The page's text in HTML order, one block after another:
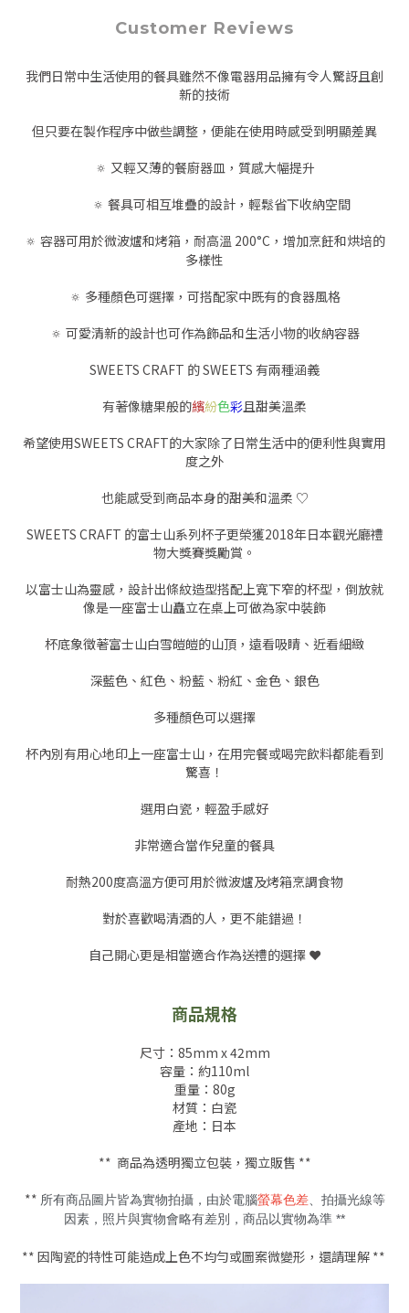
Customer Reviews
我們日常中生活使用的餐具雖然不像電器用品擁有令人驚訝且創
新的技術
但只要在製作程序中做些調整，便能在使用時感受到明顯差異
🔅 又輕又薄的餐廚器皿，質感大幅提升
🔅 餐具可相互堆疊的設計，輕鬆省下收納空間
🔅 容器可用於微波爐和烤箱，耐高溫 200°C，增加烹飪和烘培的
多樣性
🔅 多種顏色可選擇，可搭配家中既有的食器風格
🔅 可愛清新的設計也可作為飾品和生活小物的收納容器
SWEETS CRAFT 的 SWEETS 有兩種涵義
有著像糖果般的繽紛色彩且甜美溫柔
希望使用SWEETS CRAFT的大家除了日常生活中的便利性與實用
度之外
也能感受到商品本身的甜美和溫柔 ♡
SWEETS CRAFT 的富士山系列杯子更榮獲2018年日本觀光廳禮
物大獎賽獎勵賞。
以富士山為靈感，設計出條紋造型搭配上寬下窄的杯型，倒放就
像是一座富士山矗立在桌上可做為家中裝飾
杯底象徵著富士山白雪皚皚的山頂，遠看吸睛、近看細緻
深藍色、紅色、粉藍、粉紅、金色、銀色
多種顏色可以選擇
杯內別有用心地印上一座富士山，在用完餐或喝完飲料都能看到
驚喜！
選用白瓷，輕盈手感好
非常適合當作兒童的餐具
耐熱200度高溫方便可用於微波爐及烤箱烹調食物
對於喜歡喝清酒的人，更不能錯過！
自己開心更是相當適合作為送禮的選擇 ❤️
商品規格
尺寸：85mm x 42mm
容量：約110ml
重量：80g
材質：白瓷
產地：日本
** 商品為透明獨立包裝，獨立販售 **
** 所有商品圖片皆為實物拍攝，由於電腦螢幕色差、拍攝光線等
因素，照片與實物會略有差別，商品以實物為準 **
** 因陶瓷的特性可能造成上色不均勻或圖案微變形，還請理解 **